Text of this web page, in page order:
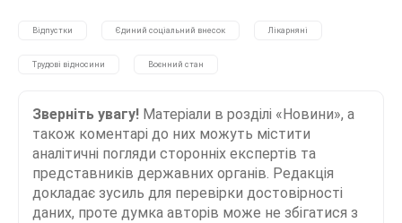
Відпустки Єдиний соціальний внесок Лікарняні
Трудові відносини Воєнний стан
Зверніть увагу! Матеріали в розділі «Новини», а
також коментарі до них можуть містити
аналітичні погляди сторонніх експертів та
представників державних органів. Редакція
докладає зусиль для перевірки достовірності
даних, проте думка авторів може не збігатися з